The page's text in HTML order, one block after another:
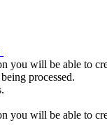
you will be able to
processed.
you will be able to